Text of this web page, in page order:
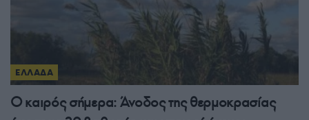
ΕΛΛΑΔΑ
Ο καιρός σήμερα: Άνοδος της θερμοκρασίας